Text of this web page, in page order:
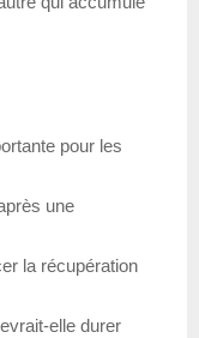
pour les
une
la récupération
elle durer